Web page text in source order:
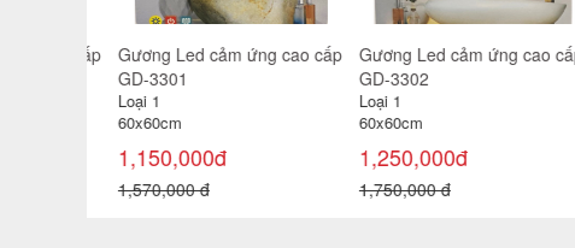
Gương Led cảm ứng cao cấp
GD-3301
Loại 1
60x60cm
1,150,000đ
1,570,000 đ
Gương Led cảm ứng cao cấp
GD-3302
Loại 1
60x60cm
1,250,000đ
1,750,000 đ